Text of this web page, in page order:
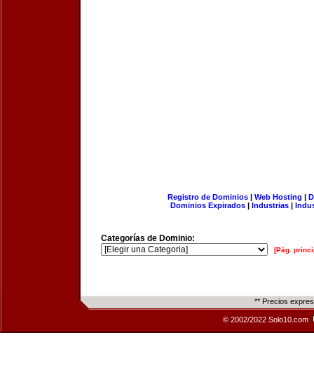
Registro de Dominios| Web Hosting |
Dominios Expirados | Industrias |
Categorías de Dominio:
[Pág.
** Precios
© 2002/2022 Solo10.com